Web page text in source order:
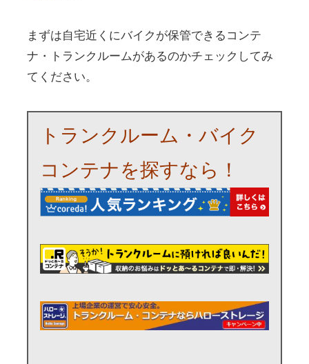
まずは自宅近くにバイクが保管できるコンテ
ナ・トランクルームがあるのかチェックしてみ
てください。
トランクルーム・バイク
コンテナを探すなら！